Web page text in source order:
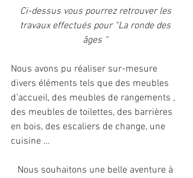
Ci-dessus vous pourrez retrouver les
travaux effectués pour “La ronde des
âges “
Nous avons pu réaliser sur-mesure
divers éléments tels que des meubles
d’accueil, des meubles de rangements ,
des meubles de toilettes, des barrières
en bois, des escaliers de change, une
cuisine …
Nous souhaitons une belle aventure à